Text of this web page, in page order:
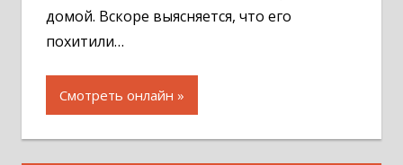
домой. Вскоре выясняется, что его
похитили…
Смотреть онлайн